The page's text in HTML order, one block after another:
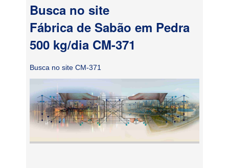
Busca no site
Fábrica de Sabão em Pedra
500 kg/dia CM-371
Busca no site CM-371